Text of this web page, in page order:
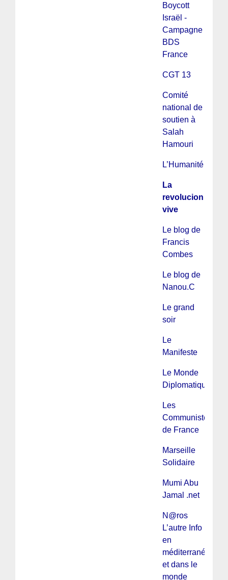
Boycott
Israël -
Campagne
BDS
France
CGT 13
Comité
national de
soutien à
Salah
Hamouri
L’Humanité
La
revolucion
vive
Le blog de
Francis
Combes
Le blog de
Nanou.C
Le grand
soir
Le
Manifeste
Le Monde
Diplomatique
Les
Communistes
de France
Marseille
Solidaire
Mumi Abu
Jamal .net
N@ros
L’autre Info
en
méditerranée
et dans le
monde